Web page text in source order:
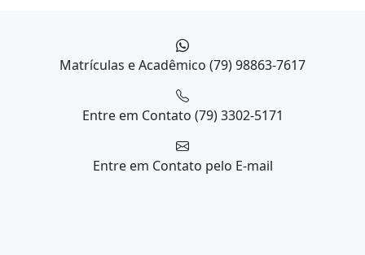
Matrículas e Acadêmico (79) 98863-7617
Entre em Contato (79) 3302-5171
Entre em Contato pelo E-mail